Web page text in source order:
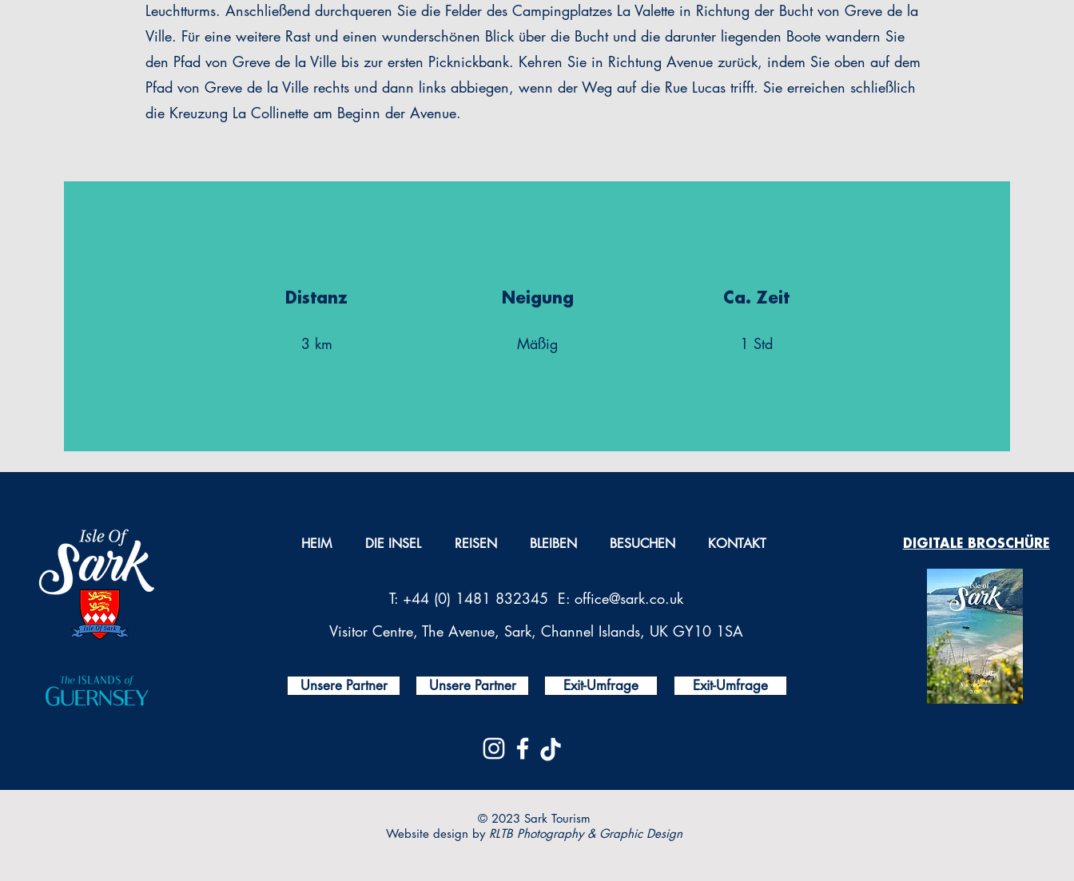
Leuchtturms. Anschließend durchqueren Sie die Felder des Campingplatzes La Valette in Richtung der Bucht von Greve de la
Ville. Für eine weitere Rast und einen wunderschönen Blick über die Bucht und die darunter liegenden Boote wandern Sie
den Pfad von Greve de la Ville bis zur ersten Picknickbank. Kehren Sie in Richtung Avenue zurück, indem Sie oben auf dem
Pfad von Greve de la Ville rechts und dann links abbiegen, wenn der Weg auf die Rue Lucas trifft. Sie erreichen schließlich
die Kreuzung La Collinette am Beginn der Avenue.
Distanz
3 km
Neigung
Mäßig
Ca. Zeit
1 Std
HEIM DIE INSEL REISEN BLEIBEN BESUCHEN KONTAKT
T: +44 (0) 1481 832345 E: office@sark.co.uk
Visitor Centre, The Avenue, Sark, Channel Islands, UK GY10 1SA
Unsere Partner Exit-Umfrage Exit-Umfrage
DIGITALE BROSCHÜRE
Unsere Partner
© 2023 Sark Tourism
Website design by RLTB Photography & Graphic Design